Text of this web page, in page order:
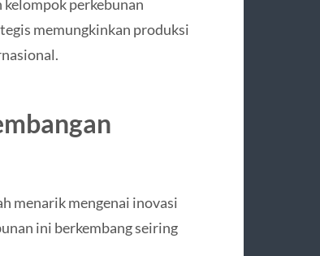
perkebunan
memungkinkan produksi
menarik mengenai inovasi
ini berkembang seiring